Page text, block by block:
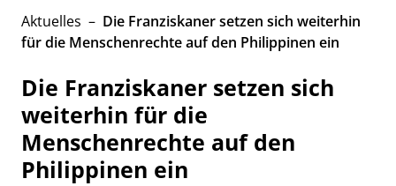
Aktuelles
Die Franziskaner setzen sich weiterhin
für die Menschenrechte auf den Philippinen ein
Die Franziskaner setzen sich
weiterhin für die
Menschenrechte auf den
Philippinen ein